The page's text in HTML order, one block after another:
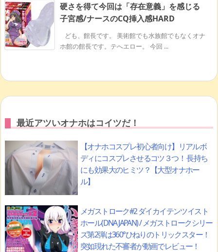
硬さを得て今回は「存在意義」を感じる
子宮感/ナースのCQ挿入感HARD
ども、館長です。 美術館でも水族館でもなくオナ
ホ館の館長です。テへエロー。 今回 ...
最近アツいオナホはコイツだ！
【オナホコスプレ初心者向け】リアルボ
ディにコスプレさせるコツ３つ！ 長持ち
にも効果大のヒミツ？【大型オナホー
ル】
メガストローク#2 ダイカイテンツイスト
ホール(DNA JAPAN) / メガストロークシリー
ズ第2弾は360°ひねりのトリックスター！
突如現れた不審者が動画でレビュー！